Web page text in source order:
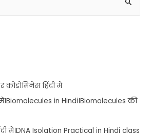
हिंदी में
in Hindi।Biomolecules की
में।DNA Isolation Practical in Hindi class